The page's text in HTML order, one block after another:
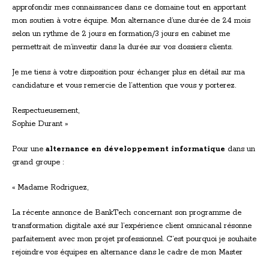
approfondir mes connaissances dans ce domaine tout en apportant
mon soutien à votre équipe. Mon alternance d’une durée de 24 mois
selon un rythme de 2 jours en formation/3 jours en cabinet me
permettrait de m’investir dans la durée sur vos dossiers clients.
Je me tiens à votre disposition pour échanger plus en détail sur ma
candidature et vous remercie de l’attention que vous y porterez.
Respectueusement,
Sophie Durant »
Pour une alternance en développement informatique dans un
grand groupe :
« Madame Rodriguez,
La récente annonce de BankTech concernant son programme de
transformation digitale axé sur l’expérience client omnicanal résonne
parfaitement avec mon projet professionnel. C’est pourquoi je souhaite
rejoindre vos équipes en alternance dans le cadre de mon Master